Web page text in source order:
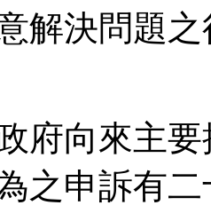
解決問題
向來主要
之申訴有